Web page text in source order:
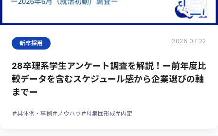
新卒採用 2026.07.22
28卒理系学生アンケート調査を解説！ー前年度比
較データを含むスケジュール感から企業選びの軸
までー
#具体例・事例#ノウハウ#母集団形成#内定